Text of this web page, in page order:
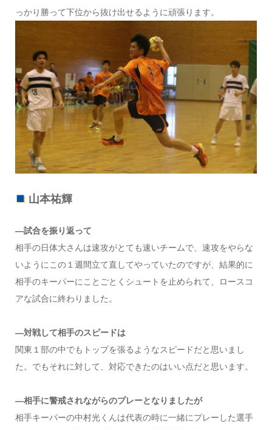
っかり勝って下位から抜け出せるように頑張ります。
山本祐輝
―試合を振り返って
相手の日体大さんは速攻がとても速いチームで、速攻をやらな
いようにこの１週間立て直してやっていたのですが、結果的に
相手のキーパーにことごとくシュートを止められて、ロースコ
アな試合に終わりました。
―対戦して相手のスピードは
関東１部の中でもトップを張るようなスピードだと思いまし
た。でもそれに対して、対応できたのはいい点だと思います。
―相手に警戒されながらのプレーとなりましたが
相手キーパーの中村光くんは代表の時に一緒にプレーした選手